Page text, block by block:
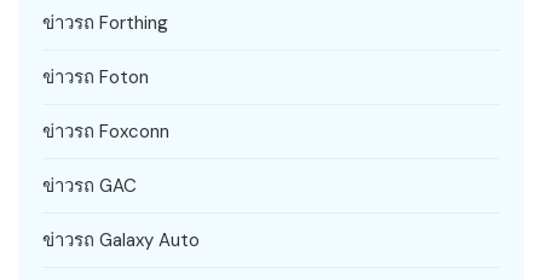
ข่าวรถ Forthing
ข่าวรถ Foton
ข่าวรถ Foxconn
ข่าวรถ GAC
ข่าวรถ Galaxy Auto